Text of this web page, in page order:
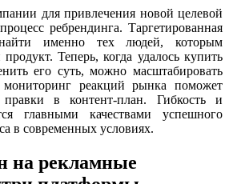
для привлечения новой целевой
ребрендинга. Таргетированная
найти именно тех людей, которым
Теперь, когда удалось купить
его суть, можно масштабировать
реакций рынка поможет
правки в контент-план. Гибкость и
главными качествами успешного
в современных условиях.
на рекламные